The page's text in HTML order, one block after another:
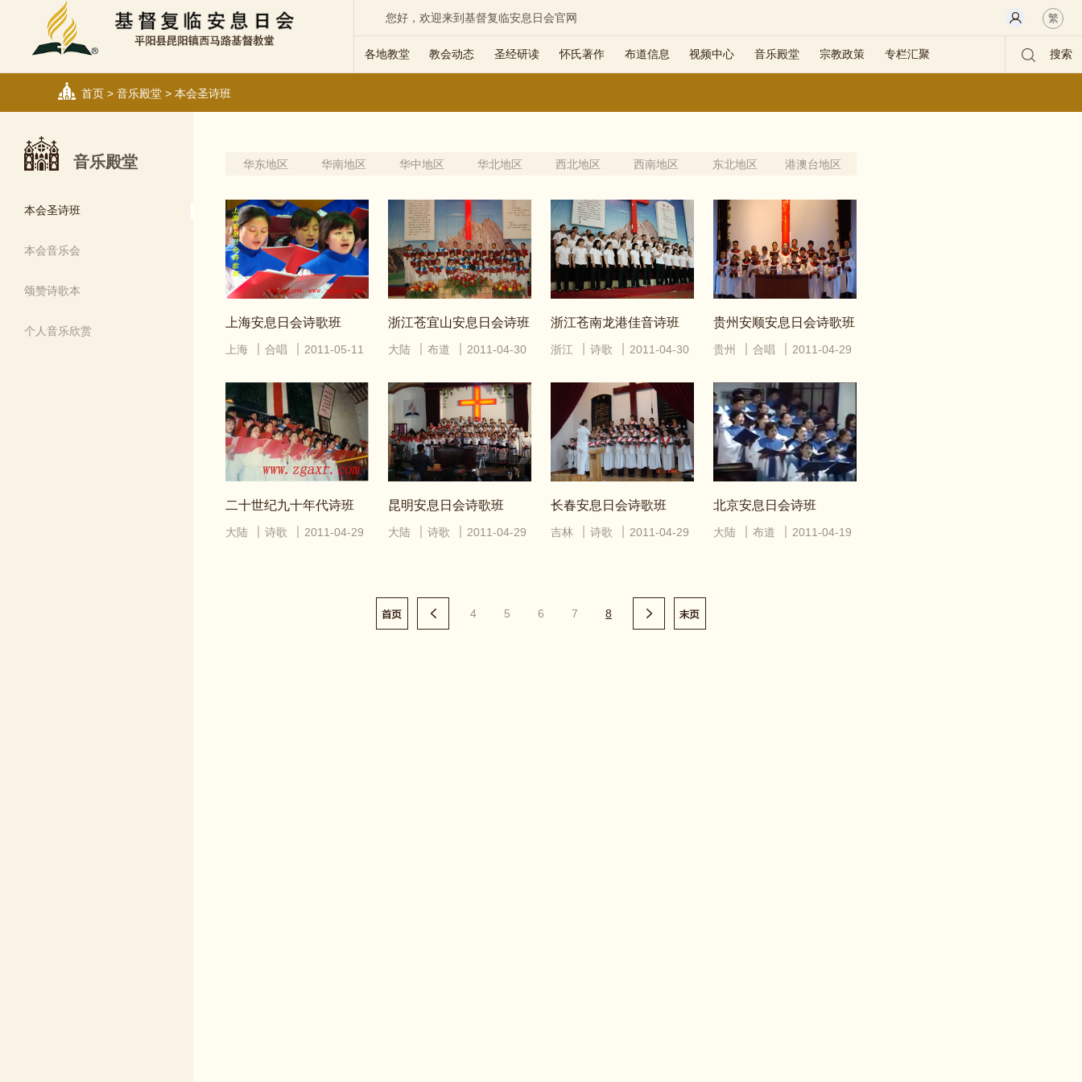
您好，欢迎来到基督复临安息日会官网 繁
各地教堂 教会动态 圣经研读 怀氏著作 布道信息 视频中心 音乐殿堂 宗教政策 专栏汇聚 搜索
首页> 音乐殿堂> 本会圣诗班
音乐殿堂
本会圣诗班
本会音乐会
颂赞诗歌本
个人音乐欣赏
华东地区 华南地区 华中地区 华北地区 西北地区 西南地区 东北地区 港澳台地区
上海安息日会诗歌班
上海 合唱 2011-05-11
浙江苍宜山安息日会诗班
大陆 布道 2011-04-30
浙江苍南龙港佳音诗班
浙江 诗歌 2011-04-30
贵州安顺安息日会诗歌班
贵州 合唱 2011-04-29
二十世纪九十年代诗班
大陆 诗歌 2011-04-29
昆明安息日会诗歌班
大陆 诗歌 2011-04-29
长春安息日会诗歌班
吉林 诗歌 2011-04-29
北京安息日会诗班
大陆 布道 2011-04-19
4 5 6 7 8